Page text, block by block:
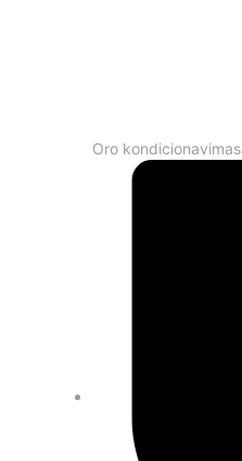
Oro kondicionavimas